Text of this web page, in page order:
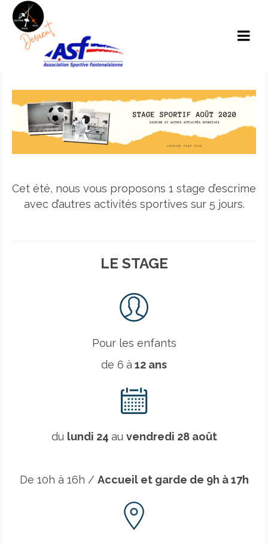
Cet été, nous vous proposons 1 stage d’escrime
avec d’autres activités sportives sur 5 jours.
LE STAGE
Pour les enfants
de 6 à 12 ans
du lundi 24 au vendredi 28 août
De 10h à 16h / Accueil et garde de 9h à 17h